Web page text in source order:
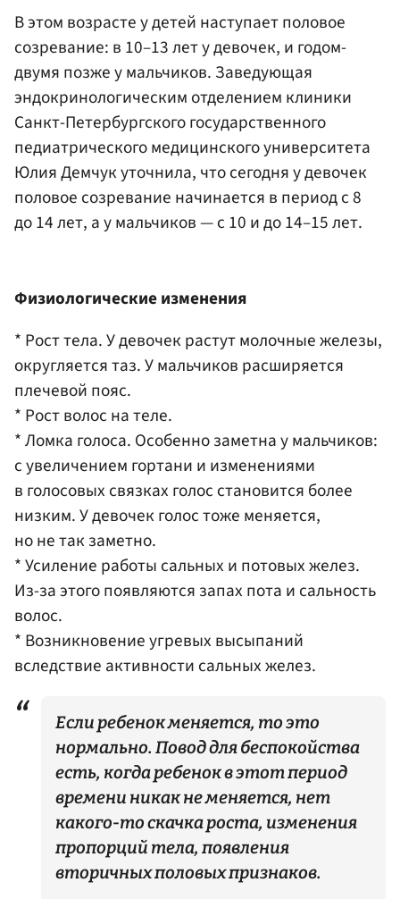
В этом возрасте у детей наступает половое
созревание: в 10–13 лет у девочек, и годом-
двумя позже у мальчиков. Заведующая
эндокринологическим отделением клиники
Санкт-Петербургского государственного
педиатрического медицинского университета
Юлия Демчук уточнила, что сегодня у девочек
половое созревание начинается в период с 8
до 14 лет, а у мальчиков — с 10 и до 14–15 лет.
Физиологические изменения
* Рост тела. У девочек растут молочные железы,
округляется таз. У мальчиков расширяется
плечевой пояс.
* Рост волос на теле.
* Ломка голоса. Особенно заметна у мальчиков:
с увеличением гортани и изменениями
в голосовых связках голос становится более
низким. У девочек голос тоже меняется,
но не так заметно.
* Усиление работы сальных и потовых желез.
Из-за этого появляются запах пота и сальность
волос.
* Возникновение угревых высыпаний
вследствие активности сальных желез.
Если ребенок меняется, то это
нормально. Повод для беспокойства
есть, когда ребенок в этот период
времени никак не меняется, нет
какого-то скачка роста, изменения
пропорций тела, появления
вторичных половых признаков.